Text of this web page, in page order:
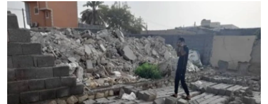
INFOGRAFIKE
KINA NA BALKANU
RSE PRIČE IZ SVIJETA
ISPRIČAJ MI
DNEVNO@RSE
SPECIJALI RSE